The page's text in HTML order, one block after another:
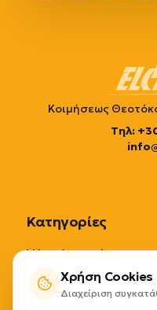
Κοιμήσεως
Τηλ:
Κατηγορίες
Μέσα Ατομικής
Προστασίας
Μέσα Διαχείρισης
Χρήση Cookies
Διαχείριση